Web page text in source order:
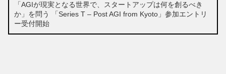
「AGIが現実となる世界で、スタートアップは何を創るべき
か」を問う 「Series T – Post AGI from Kyoto」参加エントリ
ー受付開始